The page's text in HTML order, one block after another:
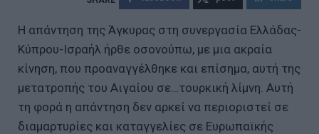
Η απάντηση της Άγκυρας στη συνεργασία Ελλάδας-
Κύπρου-Ισραήλ ήρθε οσονούπω, με μια ακραία
κίνηση, που προαναγγέλθηκε και επίσημα, αυτή της
μετατροπής του Αιγαίου σε…τουρκική λίμνη. Αυτή
τη φορά η απάντηση δεν αρκεί να περιοριστεί σε
διαμαρτυρίες και καταγγελίες σε Ευρωπαϊκής